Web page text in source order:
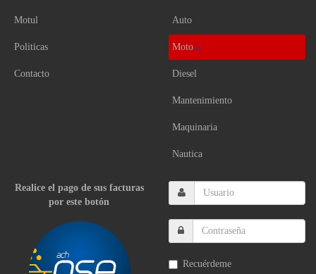
Motul
Politicas
Contacto
Auto
Moto
Diesel
Mantenimiento
Maquinaria
Nautica
Realice el pago de sus facturas
por este botón
Recuérdeme